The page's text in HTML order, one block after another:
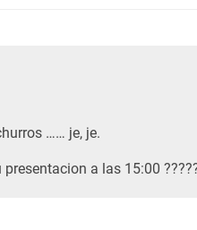
…… je, je.
a las 15:00